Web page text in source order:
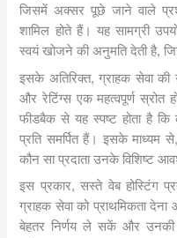
जिसमें अक्सर पूछे जाने वाले
शामिल होते हैं। यह सामग्री
स्वयं खोजने की अनुमति देती है,
इसके अतिरिक्त, ग्राहक सेवा की
और रेटिंग्स एक महत्वपूर्ण
फीडबैक से यह स्पष्ट होता है कि
प्रति समर्पित हैं। इसके माध्यम
कौन सा प्रदाता उनके विशिष्ट
इस प्रकार, सस्ते वेब होस्टिंग
ग्राहक सेवा को प्राथमिकता
बेहतर निर्णय ले सकें और